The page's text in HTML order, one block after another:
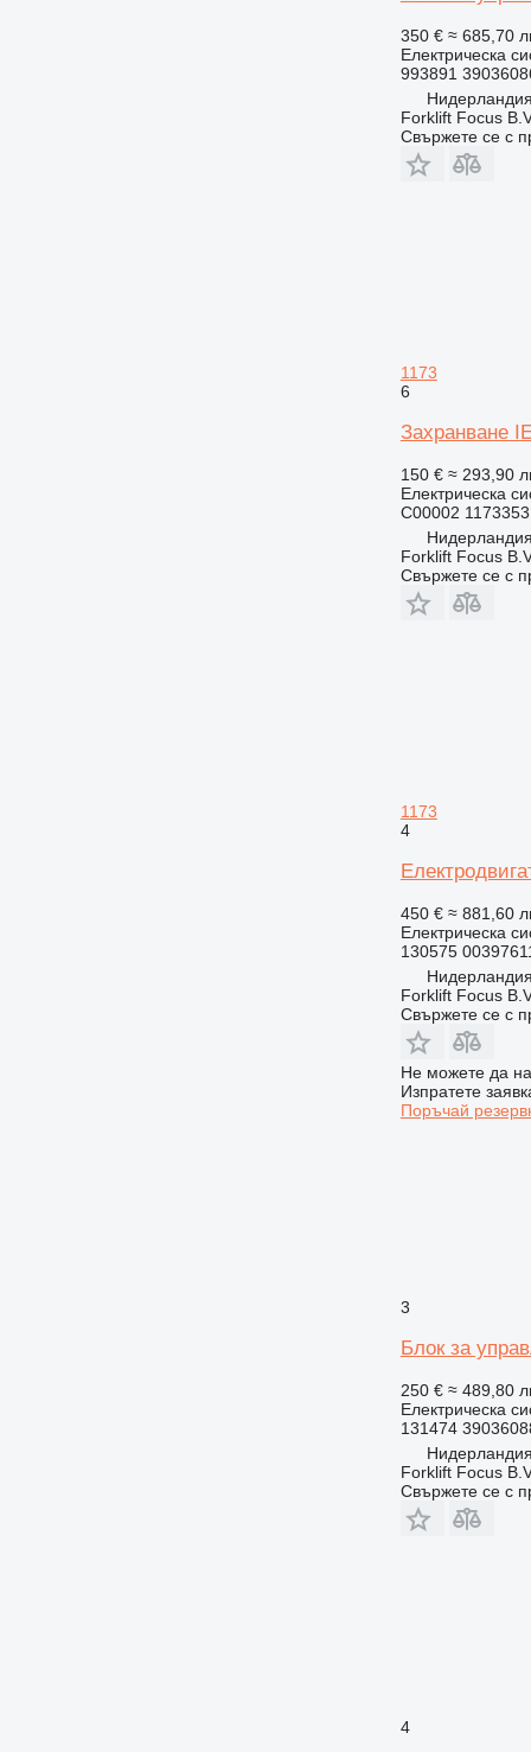
350 € ≈ 685,70
Електрическа
993891
Forklift Focus
Свържете се с
1173
6
Захранване
150 € ≈ 293,90
Електрическа
C00002
Forklift Focus
Свържете се с
1173
4
450 € ≈ 881,60
Електрическа
130575
Forklift Focus
Свържете се с
Не можете да
Изпратете
Поръчай
3
Блок за
250 € ≈ 489,80
Електрическа
131474
Forklift Focus
Свържете се с
4